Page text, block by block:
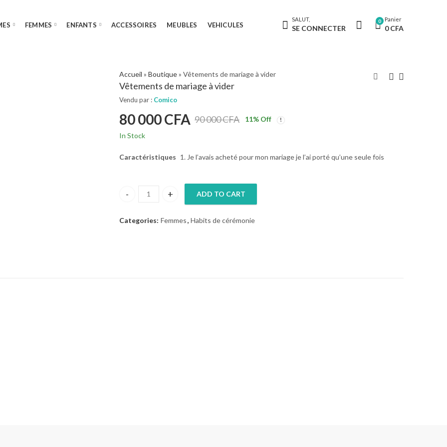
FEMMES ENFANTS ACCESSOIRES MEUBLES VEHICULES
SALUT,
SE CONNECTER
0 Panier
0CFA
Accueil » Boutique» Vêtements de mariage à vider
Vêtements de mariage à vider
Vendu par : Comico
90 000CFA
80 000CFA 11% Off
In Stock
Caractéristiques Je l’avais acheté pour mon mariage je l’ai porté qu’une seule fois
Vêtements de mariage à vider quantity
ADD TO CART
Categories: Femmes, Habits de cérémonie